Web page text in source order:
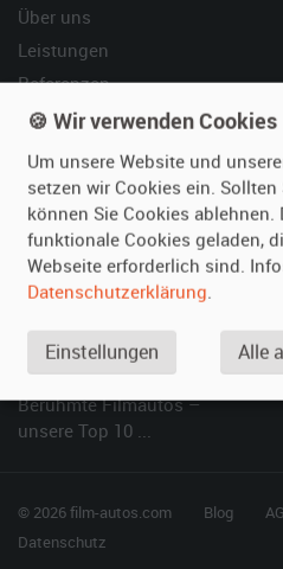
Über uns
Leistungen
Referenzen
Kundenmeinungen
Vermieten
Oldtimer anmelden
Fotos senden
Fragen für Vermieter
SPECIAL
Berühmte Filmautos –
unsere Top 10 ...
© 2026 film-autos.com Blog
Datenschutz
🍪 Wir verwenden Cookies
Um unsere Website und
setzen wir Cookies ein.
können Sie Cookies ablehnen.
funktionale Cookies geladen,
Webseite erforderlich sind.
Datenschutzerklärung.
Einstellungen Alle